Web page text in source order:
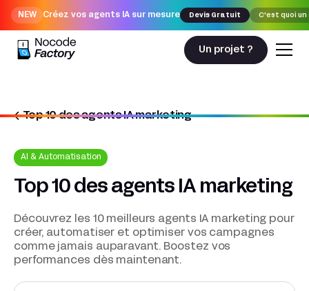
NEW Créez vos agents IA sur mesure Devis Gratuit C'est quoi un
Un projet ?
Top 10 des agents IA marketing
Nocodefactory AI & Automatisation Top 10 des agents IA marketing
AI & Automatisation
Top 10 des agents IA marketing
Découvrez les 10 meilleurs agents IA marketing pour
créer, automatiser et optimiser vos campagnes
comme jamais auparavant. Boostez vos
performances dès maintenant.